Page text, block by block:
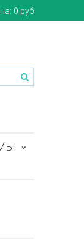
0 руб